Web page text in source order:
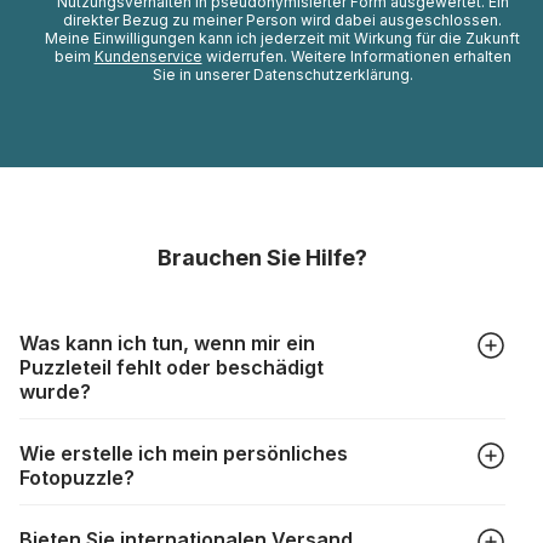
direkter Bezug zu meiner Person wird dabei ausgeschlossen.
Meine Einwilligungen kann ich jederzeit mit Wirkung für die Zukunft
beim Kundenservice widerrufen. Weitere Informationen erhalten
Sie in unserer Datenschutzerklärung.
Brauchen Sie Hilfe?
Was kann ich tun, wenn mir ein
Puzzleteil fehlt oder beschädigt
wurde?
aber trotzdem kann es vorkommen, dass Teile beschädigt
werden oder verloren gehen. Mit solchen Fällen gehen
https://www.puzzle.de/puzzleteile-fehlen.html
Wie erstelle ich mein persönliches
Fotopuzzle?